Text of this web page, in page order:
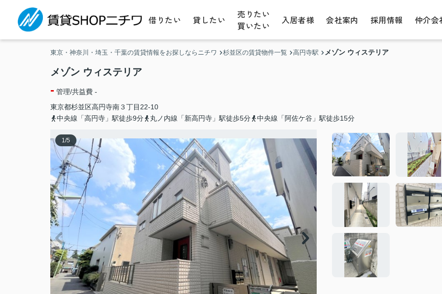
借りたい 貸したい
売りたい
買いたい
入居者様 会社案内 採用情報 仲介会
東京・神奈川・埼玉・千葉の賃貸情報をお探しならニチワ 杉並区の賃貸物件一覧 高円寺駅 メゾン ウィステリア
メゾン ウィステリア
- 管理/共益費 -
東京都杉並区高円寺南３丁目22-10
中央線「高円寺」駅徒歩9分
丸ノ内線「新高円寺」駅徒歩5分 中央線「阿佐ケ谷」駅徒歩15分
1/5